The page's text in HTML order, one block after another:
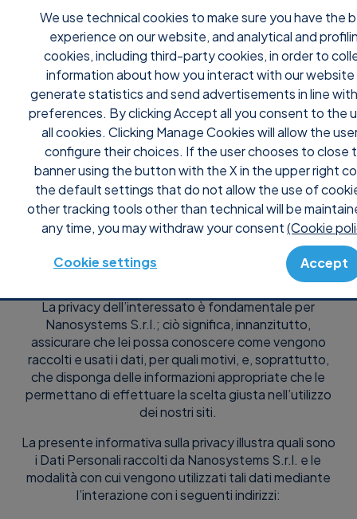
We use technical cookies to make sure you have the
experience on our website, and analytical and
cookies, including third-party cookies, in order to
information about how you interact with our
generate statistics and send advertisements in line
preferences. By clicking Accept all you consent to the
all cookies. Clicking Manage Cookies will allow the
configure their choices. If the user chooses to close
banner using the button with the X in the upper right
the default settings that do not allow the use of
other tracking tools other than technical will be
any time, you may withdraw your consent(Cookie
Cookie settings Accept
Privacy policy
Per gli utenti che consultano i siti web di
La privacy dell’interessato è fondamentale per
Nanosystems S.r.l.; ciò significa, innanzitutto,
assicurare che lei possa conoscere come vengono
raccolti e usati i dati, per quali motivi, e, soprattutto,
che disponga delle informazioni appropriate che le
permettano di effettuare la scelta giusta nell’utilizzo
dei nostri siti.
La presente informativa sulla privacy illustra quali sono
i Dati Personali raccolti da Nanosystems S.r.l. e le
modalità con cui vengono utilizzati tali dati mediante
l’interazione con i seguenti indirizzi: